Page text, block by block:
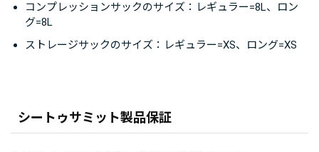
シートゥサミット製品保証
コンプレッションサックのサイズ：レギュラー=8L、ロン
グ=8L
ストレージサックのサイズ：レギュラー=XS、ロング=XS